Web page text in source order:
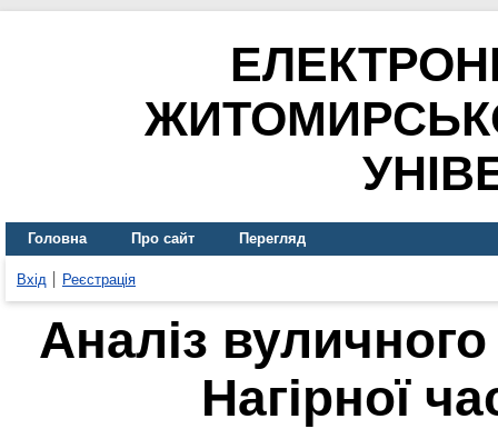
Головна Про сайт Перегляд
Вхід Реєстрація
Аналіз
Нагірної